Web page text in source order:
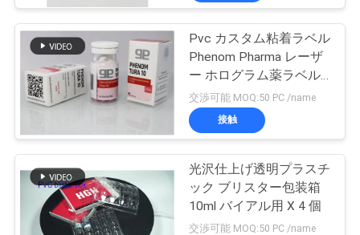
ト
に
つ
錠剤のラベル
253
10mL ガラスびんの
139
Pvc カスタム粘着ラベル
Phenom Pharma レーザ
ー ホログラム薬ラベル
ステッカー
交渉可能 MOQ:50 PC /name
接触
光沢仕上げ透明プラスチ
ック ブリスター包装箱
10ml バイアル用 X 4 個
交渉可能 MOQ:50 PC /name